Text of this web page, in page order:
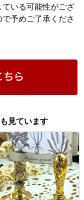
ている可能性がござ
予めご了承くださ
見ています